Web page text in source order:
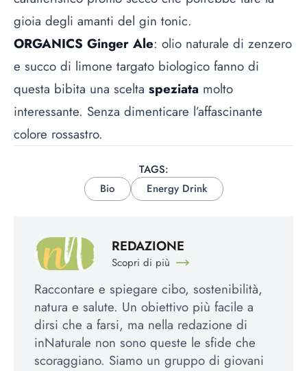
gioia degli amanti del gin tonic.
ORGANICS Ginger Ale: olio naturale di zenzero
e succo di limone targato biologico fanno di
questa bibita una scelta speziata molto
interessante. Senza dimenticare l’affascinante
colore rossastro.
TAGS:
Bio
Energy Drink
REDAZIONE
Scopri di più
Raccontare e spiegare cibo, sostenibilità,
natura e salute. Un obiettivo più facile a
dirsi che a farsi, ma nella redazione di
inNaturale non sono queste le sfide che
scoraggiano. Siamo un gruppo di giovani